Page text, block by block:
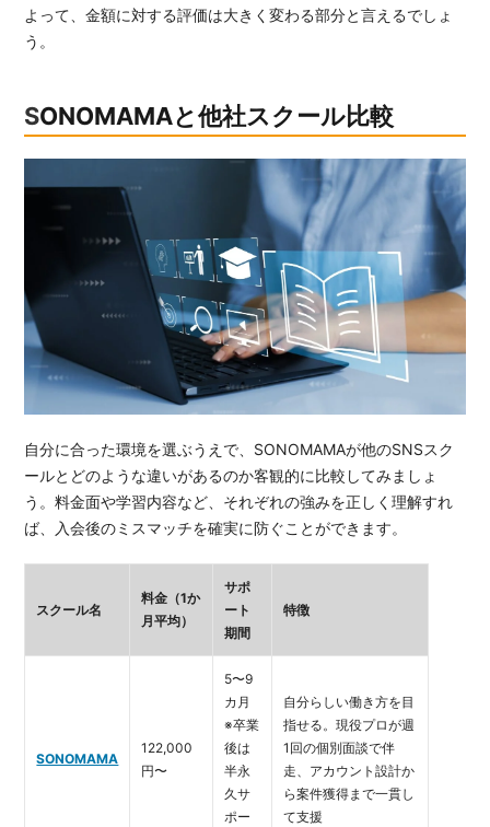
よって、金額に対する評価は大きく変わる部分と言えるでしょ
う。
SONOMAMAと他社スクール比較
自分に合った環境を選ぶうえで、SONOMAMAが他のSNSスク
ールとどのような違いがあるのか客観的に比較してみましょ
う。料金面や学習内容など、それぞれの強みを正しく理解すれ
ば、入会後のミスマッチを確実に防ぐことができます。
スクール名
料金（1か
月平均）
サポ
ート
期間
特徴
SONOMAMA
122,000
円〜
5〜9
カ月
※卒業
後は
半永
久サ
ポー
自分らしい働き方を目
指せる。現役プロが週
1回の個別面談で伴
走、アカウント設計か
ら案件獲得まで一貫し
て支援